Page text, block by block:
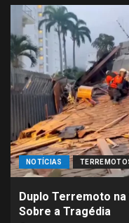
NOTÍCIAS
Duplo Terremoto na
Sobre a Tragédia